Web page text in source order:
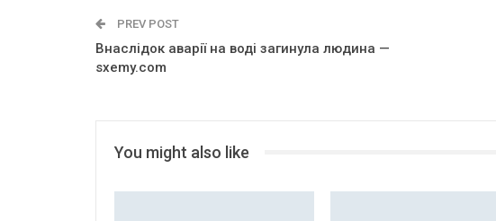
PREV POST
Внаслідок аварії на воді загинула людина —
sxemy.com
You might also like